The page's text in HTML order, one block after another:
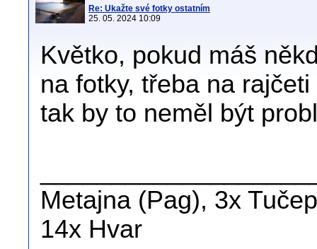
Re: Ukažte své fotky ostatním
25. 05. 2024 10:09
Květko, pokud máš
na fotky, třeba na
tak by to neměl být
Metajna (Pag), 3x
14x Hvar